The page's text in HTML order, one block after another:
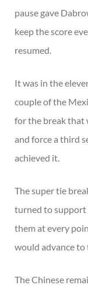
pause gave
keep the score
resumed.
It was in the
couple of the
for the break that
and force a third
achieved it.
The super tie
turned to support
them at every
would advance to
The Chinese